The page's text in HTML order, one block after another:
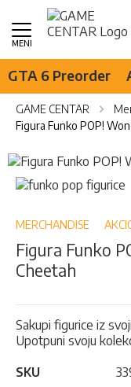
GTA 6 Preorder
GAME CENTAR
Skip
to
the
of
images
gallery
Skip
to
beginning
the
images
MERCHANDISE
Figura Funko
Cheetah
Sakupi figurice iz
Upotpuni svoju
SKU